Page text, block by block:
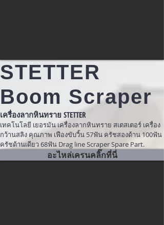
STETTER
Boom Scraper
เครื่องลากหินทราย STETTER
เทคโนโลยี เยอรมัน เครื่องลากหินทราย สเตสเตอร์ เครื่อง
กว้านสลิง คุณภาพ เฟืองขับวิ้น 57ฟัน ครัชสองด้าน 100ฟัน
ครัชด้านเดียว 68ฟัน Drag line Scraper Spare Part.
อะไหล่เครนคลิ๊กที่นี่